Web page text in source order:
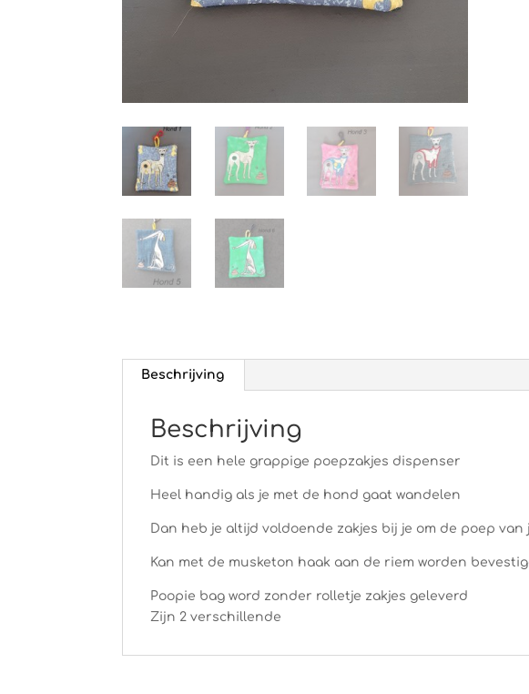
Beschrijving
Beschrijving
Dit is een hele grappige poepzakjes dispenser
Heel handig als je met de hond gaat wandelen
Dan heb je altijd voldoende zakjes bij je om de poep
Kan met de musketon haak aan de riem worden
Poopie bag word zonder rolletje zakjes geleverd
Zijn 2 verschillende